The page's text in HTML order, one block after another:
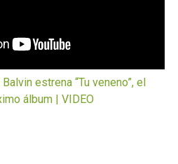
estrena “Tu veneno”, el
álbum | VIDEO